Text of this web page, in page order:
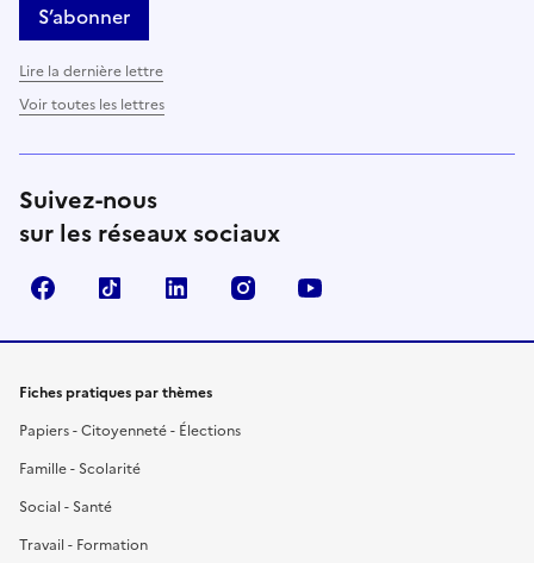
S’abonner
Lire la dernière lettre
Voir toutes les lettres
Suivez-nous
sur les réseaux sociaux
FacebookTikTok LinkedIn Instagram
Fiches pratiques par thèmes
Papiers - Citoyenneté - Élections
Famille - Scolarité
Social - Santé
Travail - Formation